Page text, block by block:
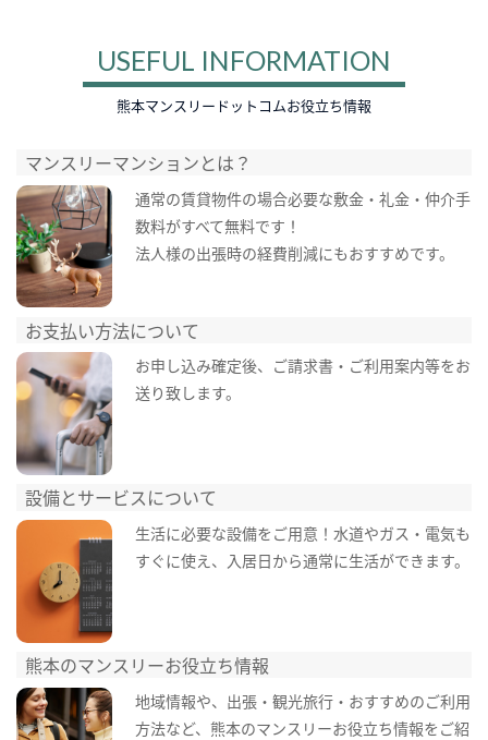
USEFUL INFORMATION
熊本マンスリードットコムお役立ち情報
マンスリーマンションとは？
通常の賃貸物件の場合必要な敷金・礼金・仲介手
数料がすべて無料です！
法人様の出張時の経費削減にもおすすめです。
お支払い方法について
お申し込み確定後、ご請求書・ご利用案内等をお
送り致します。
設備とサービスについて
生活に必要な設備をご用意！水道やガス・電気も
すぐに使え、入居日から通常に生活ができます。
熊本のマンスリーお役立ち情報
地域情報や、出張・観光旅行・おすすめのご利用
方法など、熊本のマンスリーお役立ち情報をご紹